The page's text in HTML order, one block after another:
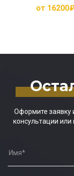
от 16200
Оформите заявку
консультации